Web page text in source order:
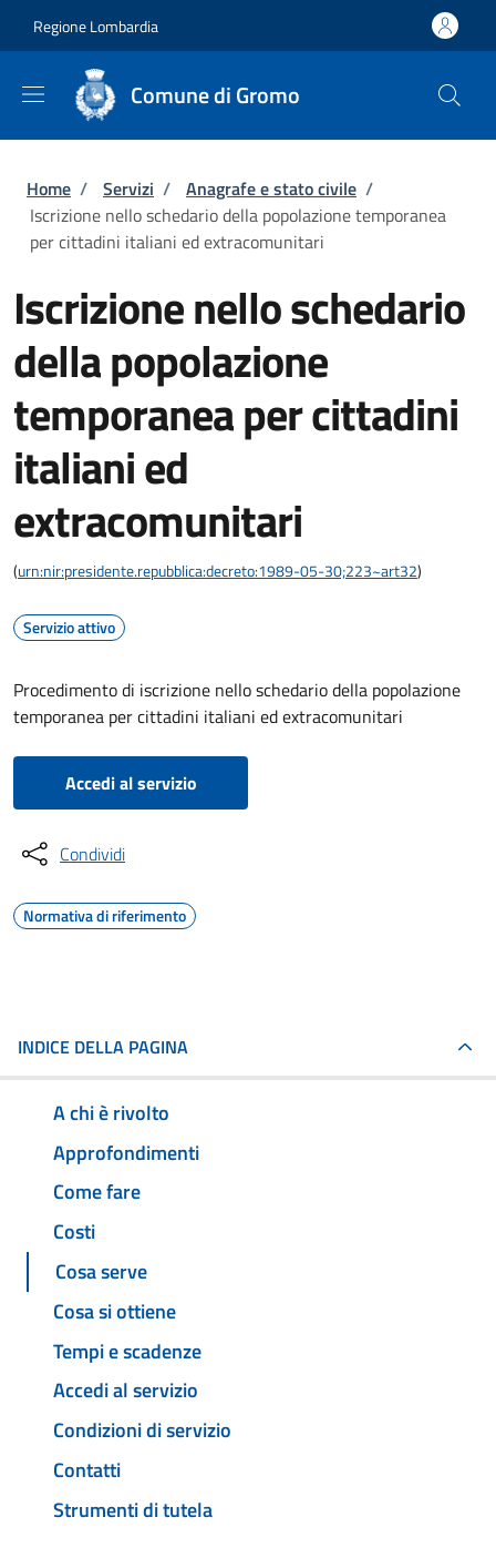
Regione Lombardia
Comune di Gromo
Briciole di pane
Home / Servizi / Anagrafe e stato civile /
Iscrizione nello schedario della popolazione temporanea
per cittadini italiani ed extracomunitari
Iscrizione nello schedario
della popolazione
temporanea per cittadini
italiani ed
extracomunitari
(urn:nir:presidente.repubblica:decreto:1989-05-30;223~art32)
Servizio attivo
Procedimento di iscrizione nello schedario della popolazione
temporanea per cittadini italiani ed extracomunitari
Accedi al servizio
Condividi
Normativa di riferimento
INDICE DELLA PAGINA
A chi è rivolto
Approfondimenti
Come fare
Costi
Cosa serve
Cosa si ottiene
Tempi e scadenze
Accedi al servizio
Condizioni di servizio
Contatti
Strumenti di tutela